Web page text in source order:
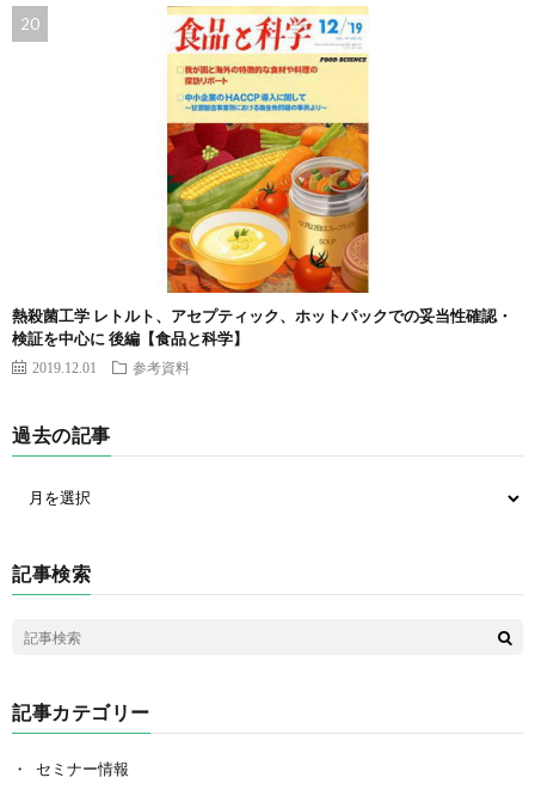
熱殺菌工学 レトルト、アセプティック、ホットパックでの妥当性確認・
検証を中心に 後編【食品と科学】
2019.12.01 参考資料
過去の記事
記事検索
記事カテゴリー
セミナー情報